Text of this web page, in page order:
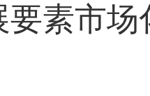
要素市场